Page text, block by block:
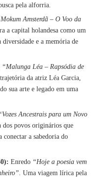
pela alforria.
Amsterdã – O Voo da
a capital holandesa como um
e a memória de
“Malunga Léa – Rapsódia de
da atriz Léa Garcia,
sua arte e legado em uma
Ancestrais para um Novo
dos povos originários que
a sabedoria do
Enredo “Hoje a poesia vem
. Uma viagem lírica pela